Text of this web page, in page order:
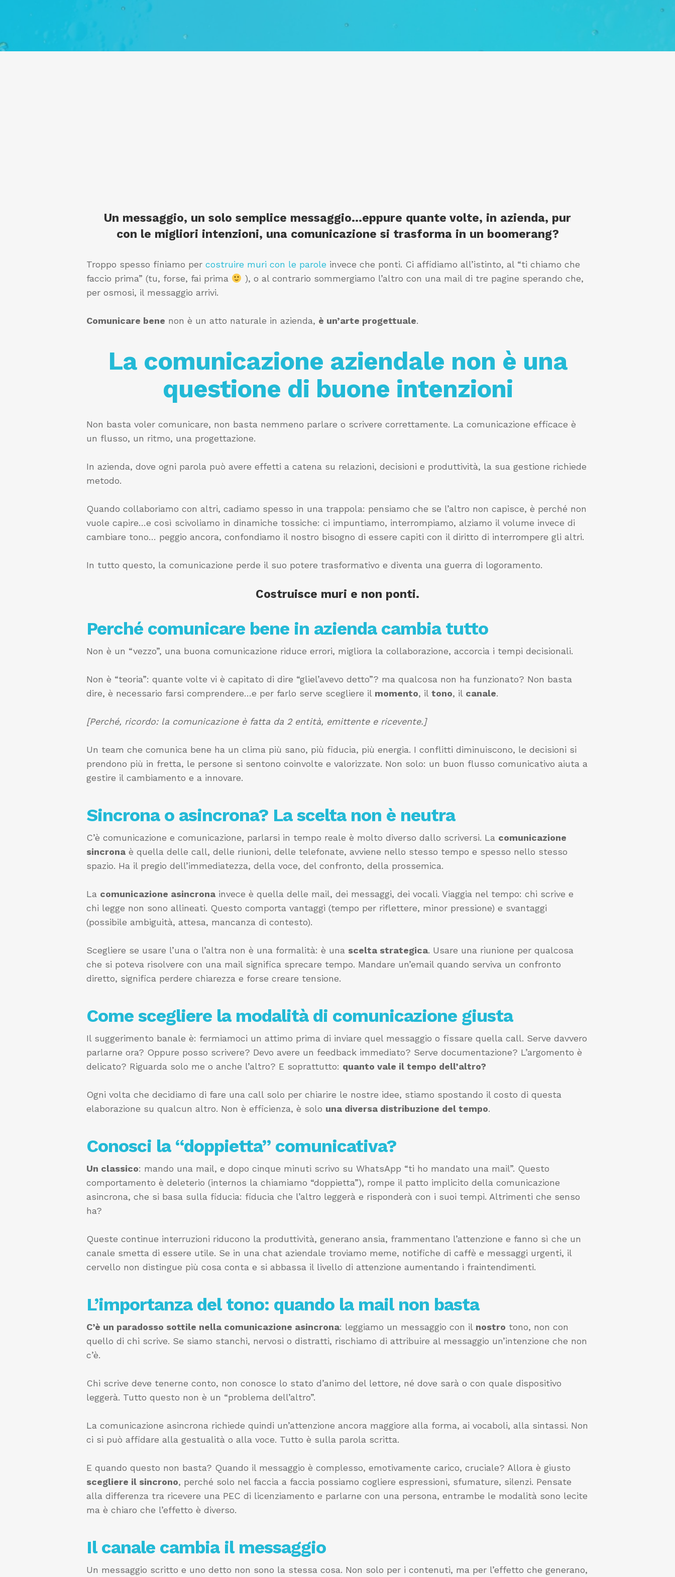
Un messaggio, un solo semplice messaggio…eppure quante volte, in azienda, pur
con le migliori intenzioni, una comunicazione si trasforma in un boomerang?
Troppo spesso finiamo per costruire muri con le parole invece che ponti. Ci affidiamo all’istinto, al “ti chiamo che
faccio prima” (tu, forse, fai prima
), o al contrario sommergiamo l’altro con una mail di tre pagine sperando che,
per osmosi, il messaggio arrivi.
Comunicare bene non è un atto naturale in azienda, è un’arte progettuale.
La comunicazione aziendale non è una
questione di buone intenzioni
Non basta voler comunicare, non basta nemmeno parlare o scrivere correttamente. La comunicazione efficace è
un flusso, un ritmo, una progettazione.
In azienda, dove ogni parola può avere effetti a catena su relazioni, decisioni e produttività, la sua gestione richiede
metodo.
Quando collaboriamo con altri, cadiamo spesso in una trappola: pensiamo che se l’altro non capisce, è perché non
vuole capire…e così scivoliamo in dinamiche tossiche: ci impuntiamo, interrompiamo, alziamo il volume invece di
cambiare tono… peggio ancora, confondiamo il nostro bisogno di essere capiti con il diritto di interrompere gli altri.
In tutto questo, la comunicazione perde il suo potere trasformativo e diventa una guerra di logoramento.
Costruisce muri e non ponti.
Perché comunicare bene in azienda cambia tutto
Non è un “vezzo”, una buona comunicazione riduce errori, migliora la collaborazione, accorcia i tempi decisionali.
Non è “teoria”: quante volte vi è capitato di dire “gliel’avevo detto”? ma qualcosa non ha funzionato? Non basta
dire, è necessario farsi comprendere…e per farlo serve scegliere il momento, il tono, il canale.
[Perché, ricordo: la comunicazione è fatta da 2 entità, emittente e ricevente.]
Un team che comunica bene ha un clima più sano, più fiducia, più energia. I conflitti diminuiscono, le decisioni si
prendono più in fretta, le persone si sentono coinvolte e valorizzate. Non solo: un buon flusso comunicativo aiuta a
gestire il cambiamento e a innovare.
Sincrona o asincrona? La scelta non è neutra
C’è comunicazione e comunicazione, parlarsi in tempo reale è molto diverso dallo scriversi. La comunicazione
sincrona è quella delle call, delle riunioni, delle telefonate, avviene nello stesso tempo e spesso nello stesso
spazio. Ha il pregio dell’immediatezza, della voce, del confronto, della prossemica.
La comunicazione asincrona invece è quella delle mail, dei messaggi, dei vocali. Viaggia nel tempo: chi scrive e
chi legge non sono allineati. Questo comporta vantaggi (tempo per riflettere, minor pressione) e svantaggi
(possibile ambiguità, attesa, mancanza di contesto).
Scegliere se usare l’una o l’altra non è una formalità: è una scelta strategica. Usare una riunione per qualcosa
che si poteva risolvere con una mail significa sprecare tempo. Mandare un’email quando serviva un confronto
diretto, significa perdere chiarezza e forse creare tensione.
Come scegliere la modalità di comunicazione giusta
Il suggerimento banale è: fermiamoci un attimo prima di inviare quel messaggio o fissare quella call. Serve davvero
parlarne ora? Oppure posso scrivere? Devo avere un feedback immediato? Serve documentazione? L’argomento è
delicato? Riguarda solo me o anche l’altro? E soprattutto: quanto vale il tempo dell’altro?
Ogni volta che decidiamo di fare una call solo per chiarire le nostre idee, stiamo spostando il costo di questa
elaborazione su qualcun altro. Non è efficienza, è solo una diversa distribuzione del tempo.
Conosci la “doppietta” comunicativa?
Un classico: mando una mail, e dopo cinque minuti scrivo su WhatsApp “ti ho mandato una mail”. Questo
comportamento è deleterio (internos la chiamiamo “doppietta”), rompe il patto implicito della comunicazione
asincrona, che si basa sulla fiducia: fiducia che l’altro leggerà e risponderà con i suoi tempi. Altrimenti che senso
ha?
Queste continue interruzioni riducono la produttività, generano ansia, frammentano l’attenzione e fanno sì che un
canale smetta di essere utile. Se in una chat aziendale troviamo meme, notifiche di caffè e messaggi urgenti, il
cervello non distingue più cosa conta e si abbassa il livello di attenzione aumentando i fraintendimenti.
L’importanza del tono: quando la mail non basta
C’è un paradosso sottile nella comunicazione asincrona: leggiamo un messaggio con il nostro tono, non con
quello di chi scrive. Se siamo stanchi, nervosi o distratti, rischiamo di attribuire al messaggio un’intenzione che non
c’è.
Chi scrive deve tenerne conto, non conosce lo stato d’animo del lettore, né dove sarà o con quale dispositivo
leggerà. Tutto questo non è un “problema dell’altro”.
La comunicazione asincrona richiede quindi un’attenzione ancora maggiore alla forma, ai vocaboli, alla sintassi. Non
ci si può affidare alla gestualità o alla voce. Tutto è sulla parola scritta.
E quando questo non basta? Quando il messaggio è complesso, emotivamente carico, cruciale? Allora è giusto
scegliere il sincrono, perché solo nel faccia a faccia possiamo cogliere espressioni, sfumature, silenzi. Pensate
alla differenza tra ricevere una PEC di licenziamento e parlarne con una persona, entrambe le modalità sono lecite
ma è chiaro che l’effetto è diverso.
Il canale cambia il messaggio
Un messaggio scritto e uno detto non sono la stessa cosa. Non solo per i contenuti, ma per l’effetto che generano,